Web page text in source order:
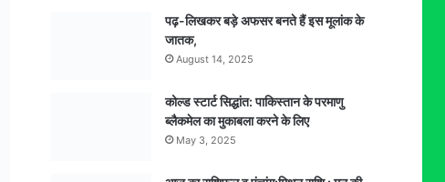
पढ़-लिखकर बड़े अफसर बनते हैं इस मूलांक के
जातक,
August 14, 2025
कोल्ड स्टार्ट सिद्धांत: पाकिस्तान के परमाणु
ब्लैकमेल का मुकाबला करने के लिए
May 3, 2025